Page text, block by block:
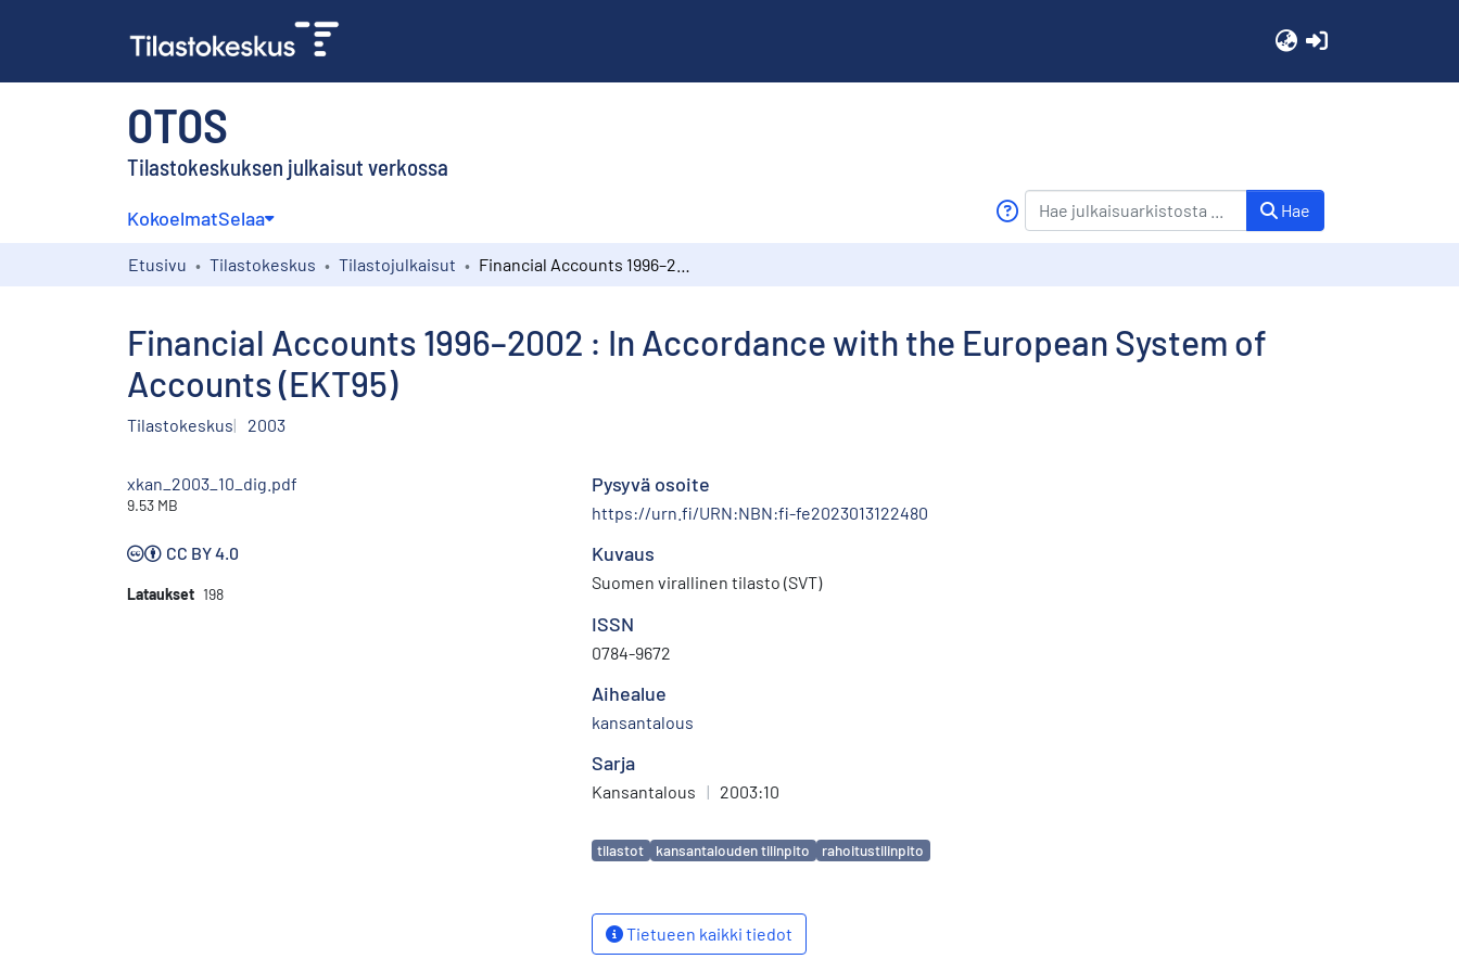
OTOS
Tilastokeskuksen julkaisut verkossa
KokoelmatSelaa Hae
Etusivu Tilastokeskus Tilastojulkaisut
Financial Accounts 1996–2002 : In Accordance with the European System of
Accounts (EKT95)
Tilastokeskus 2003
xkan_2003_10_dig.pdf
9.53 MB
CC BY 4.0
Lataukset 198
Pysyvä osoite
https://urn.fi/URN:NBN:fi-fe2023013122480
Kuvaus
Suomen virallinen tilasto (SVT)
ISSN
0784-9672
Aihealue
kansantalous
Sarja
Kansantalous | 2003:10
Avainsanat
tilastot kansantalouden tilinpito rahoitustilinpito
Tietueen kaikki tiedot